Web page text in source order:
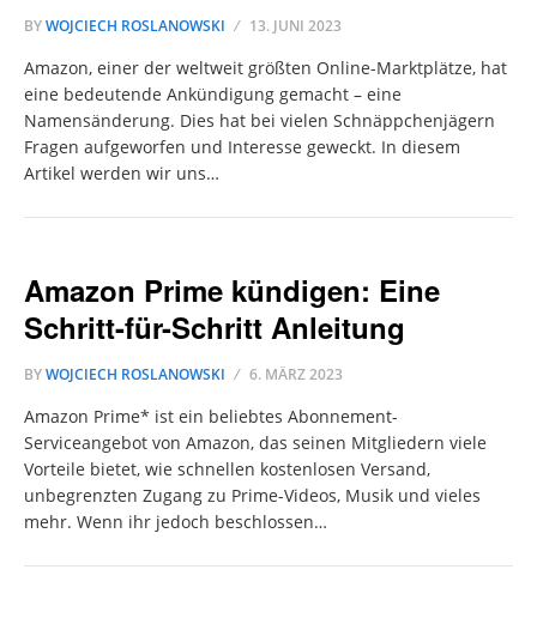
BYWOJCIECH ROSLANOWSKI 13. JUNI 2023
Amazon, einer der weltweit größten Online-Marktplätze, hat
eine bedeutende Ankündigung gemacht – eine
Namensänderung. Dies hat bei vielen Schnäppchenjägern
Fragen aufgeworfen und Interesse geweckt. In diesem
Artikel werden wir uns…
Amazon Prime kündigen: Eine
Schritt-für-Schritt Anleitung
BYWOJCIECH ROSLANOWSKI 6. MÄRZ 2023
Amazon Prime* ist ein beliebtes Abonnement-
Serviceangebot von Amazon, das seinen Mitgliedern viele
Vorteile bietet, wie schnellen kostenlosen Versand,
unbegrenzten Zugang zu Prime-Videos, Musik und vieles
mehr. Wenn ihr jedoch beschlossen…